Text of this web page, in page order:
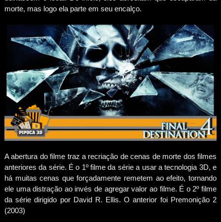
morte, mas logo ela parte em seu encalço.
A abertura do filme traz a recriação de cenas de morte dos filmes
anteriores da série. É o 1º filme da série a usar a tecnologia 3D, e
há muitas cenas que forçadamente remetem ao efeito, tornando
ele uma distração ao invés de agregar valor ao filme. É o 2º filme
da série dirigido por David R. Ellis. O anterior foi Premonição 2
(2003)